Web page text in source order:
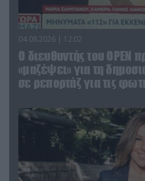
04.08.2026 | 12:02
O διευθυντής του OPEN
«μαζέψει» για τη
σε ρεπορτάζ για τις